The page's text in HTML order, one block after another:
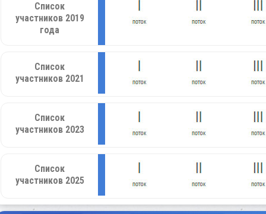
Список
участников 2019
года
Список
участников 2021
Список
участников 2023
Список
участников 2025